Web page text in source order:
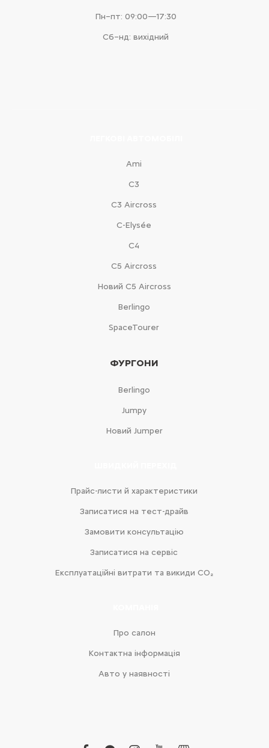
Пн–пт: 09:00—17:30
Сб–нд: вихідний
Ami
С3
С3 Aircross
C-Elysée
С4
С5 Aircross
Новий С5 Aircross
Berlingo
SpaceTourer
ФУРГОНИ
Berlingo
Jumpy
Новий Jumper
Прайс-листи й характеристики
Записатися на тест-драйв
Замовити консультацію
Записатися на сервіс
Експлуатаційні витрати та викиди CO₂
Про салон
Контактна інформація
Авто у наявності